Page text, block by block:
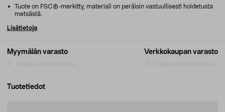
Myymälän varasto Verkkokaupan varasto
Tuote on FSC®-merkitty, materiali on peräisin vastuullisesti hoidetusta
metsästä.
Lisätietoja
Tuotetiedot